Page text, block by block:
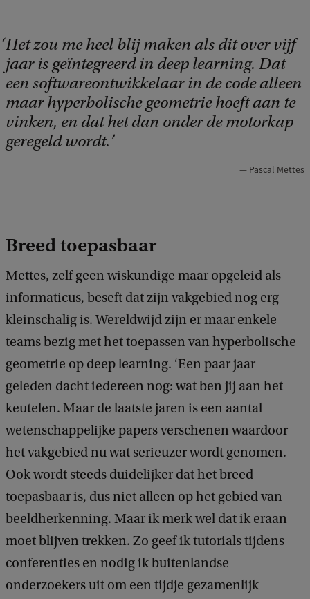
Het zou me heel blij maken als dit over vijf
jaar is geïntegreerd in deep learning. Dat
een softwareontwikkelaar in de code alleen
maar hyperbolische geometrie hoeft aan te
vinken, en dat het dan onder de motorkap
geregeld wordt.
Pascal Mettes
Breed toepasbaar
Mettes, zelf geen wiskundige maar opgeleid als
informaticus, beseft dat zijn vakgebied nog erg
kleinschalig is. Wereldwijd zijn er maar enkele
teams bezig met het toepassen van hyperbolische
geometrie op deep learning. ‘Een paar jaar
geleden dacht iedereen nog: wat ben jij aan het
keutelen. Maar de laatste jaren is een aantal
wetenschappelijke papers verschenen waardoor
het vakgebied nu wat serieuzer wordt genomen.
Ook wordt steeds duidelijker dat het breed
toepasbaar is, dus niet alleen op het gebied van
beeldherkenning. Maar ik merk wel dat ik eraan
moet blijven trekken. Zo geef ik tutorials tijdens
conferenties en nodig ik buitenlandse
onderzoekers uit om een tijdje gezamenlijk